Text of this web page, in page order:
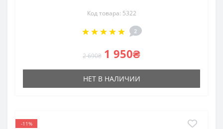
Код товара: 5322
2
2 690₴ 1 950₴
НЕТ В НАЛИЧИИ
-11%